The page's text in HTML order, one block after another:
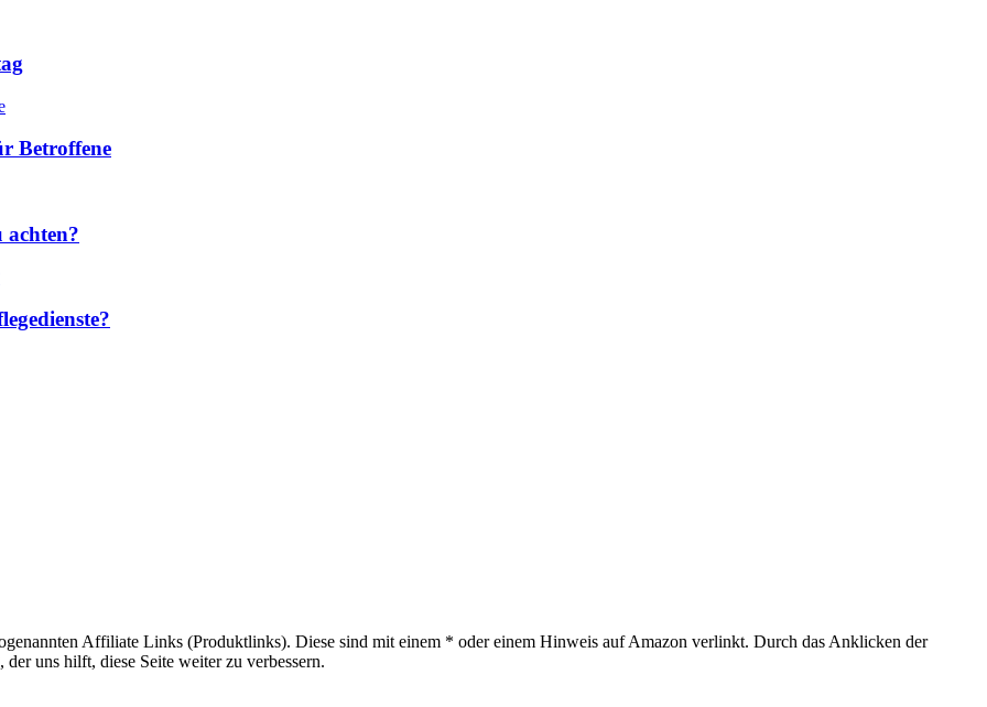
Betroffene
Affiliate Links (Produktlinks). Diese sind mit einem * oder einem Hinweis auf Amazon verlinkt. Durch das Anklicken der
uns hilft, diese Seite weiter zu verbessern.